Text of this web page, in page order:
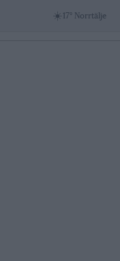
☀️ 17° Norrtälje